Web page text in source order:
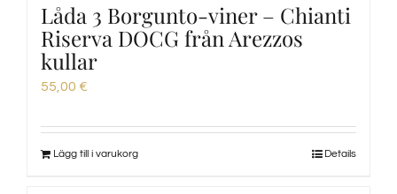
Låda 3 Borgunto-viner – Chianti
Riserva DOCG från Arezzos
kullar
55,00 €
Lägg till i varukorg Details